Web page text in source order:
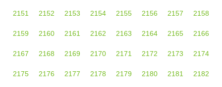
2151 2152 2153 2154 2155 2156 2157 2158
2159 2160 2161 2162 2163 2164 2165 2166
2167 2168 2169 2170 2171 2172 2173 2174
2175 2176 2177 2178 2179 2180 2181 2182